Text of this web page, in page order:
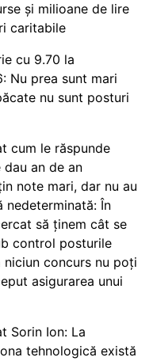
și milioane de lire
caritabile
cu 9.70 la
Nu prea sunt mari
nu sunt posturi
cum le răspunde
an de an
note mari, dar nu au
nedeterminată: În
să ținem cât se
control posturile
concurs nu poți
asigurarea unui
Sorin Ion: La
tehnologică există